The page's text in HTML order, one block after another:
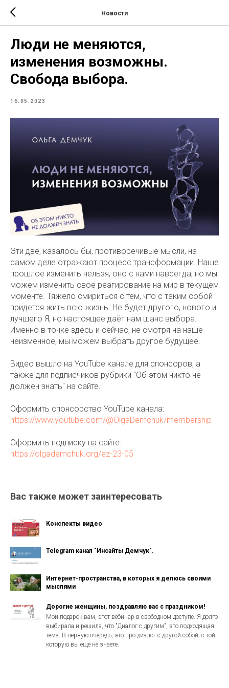
Новости
Люди не меняются,
изменения возможны.
Свобода выбора.
16.05.2023
Эти две, казалось бы, противоречивые мысли, на
самом деле отражают процесс трансформации. Наше
прошлое изменить нельзя, оно с нами навсегда, но мы
можем изменить свое реагирование на мир в текущем
моменте. Тяжело смириться с тем, что с таким собой
придется жить всю жизнь. Не будет другого, нового и
лучшего Я, но настоящее даёт нам шанс выбора.
Именно в точке здесь и сейчас, не смотря на наше
неизменное, мы можем выбрать другое будущее.
Видео вышло на YouTube канале для спонсоров, а
также для подписчиков рубрики "Об этом никто не
должен знать" на сайте.
Оформить спонсорство YouTube канала:
https://www.youtube.com/@OlgaDemchuk/membership
Оформить подписку на сайте:
https://olgademchuk.org/ez-23-05
Вас также может заинтересовать
Конспекты видео
Telegram канал "Инсайты Демчук".
Интернет-пространства, в которых я делюсь своими
мыслями
Дорогие женщины, поздравляю вас с праздником!
Мой подарок вам, этот вебинар в свободном доступе. Я долго
выбирала и решила, что "Диалог с другим", это подходящая
тема. В первую очередь, это про диалог с другой собой, с той,
которую вы ещё не знаете.